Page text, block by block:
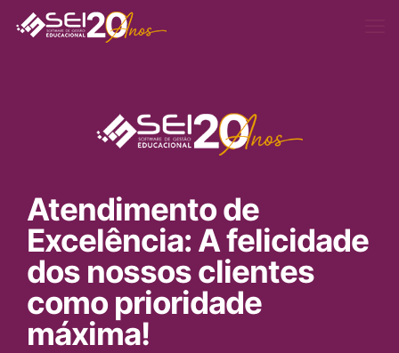
Atendimento de
Excelência: A felicidade
dos nossos clientes
como prioridade
máxima!